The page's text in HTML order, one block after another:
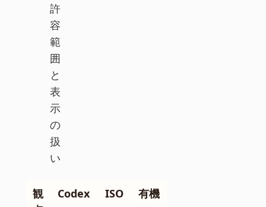
許
容
範
囲
と
表
示
の
扱
い
観
Codex ISO 有機